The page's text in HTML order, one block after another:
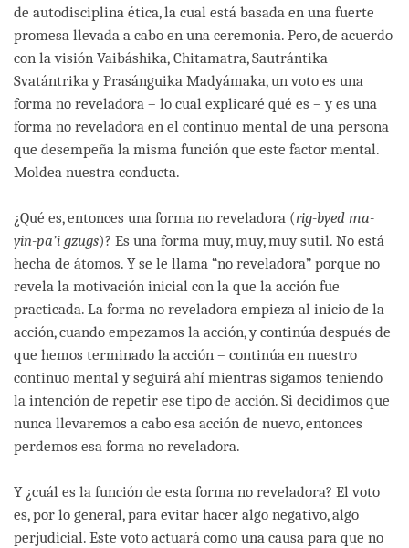
de autodisciplina ética, la cual está basada en una fuerte
promesa llevada a cabo en una ceremonia. Pero, de acuerdo
con la visión Vaibáshika, Chitamatra, Sautrántika
Svatántrika y Prasánguika Madyámaka, un voto es una
forma no reveladora – lo cual explicaré qué es – y es una
forma no reveladora en el continuo mental de una persona
que desempeña la misma función que este factor mental.
Moldea nuestra conducta.
¿Qué es, entonces una forma no reveladora (rig-byed ma-
yin-pa’i gzugs)? Es una forma muy, muy, muy sutil. No está
hecha de átomos. Y se le llama “no reveladora” porque no
revela la motivación inicial con la que la acción fue
practicada. La forma no reveladora empieza al inicio de la
acción, cuando empezamos la acción, y continúa después de
que hemos terminado la acción – continúa en nuestro
continuo mental y seguirá ahí mientras sigamos teniendo
la intención de repetir ese tipo de acción. Si decidimos que
nunca llevaremos a cabo esa acción de nuevo, entonces
perdemos esa forma no reveladora.
Y ¿cuál es la función de esta forma no reveladora? El voto
es, por lo general, para evitar hacer algo negativo, algo
perjudicial. Este voto actuará como una causa para que no